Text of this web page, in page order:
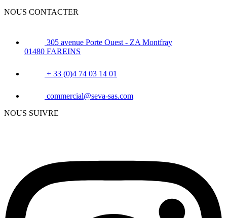
NOUS CONTACTER
305 avenue Porte Ouest - ZA Montfray
01480 FAREINS
+ 33 (0)4 74 03 14 01
commercial@seva-sas.com
NOUS SUIVRE